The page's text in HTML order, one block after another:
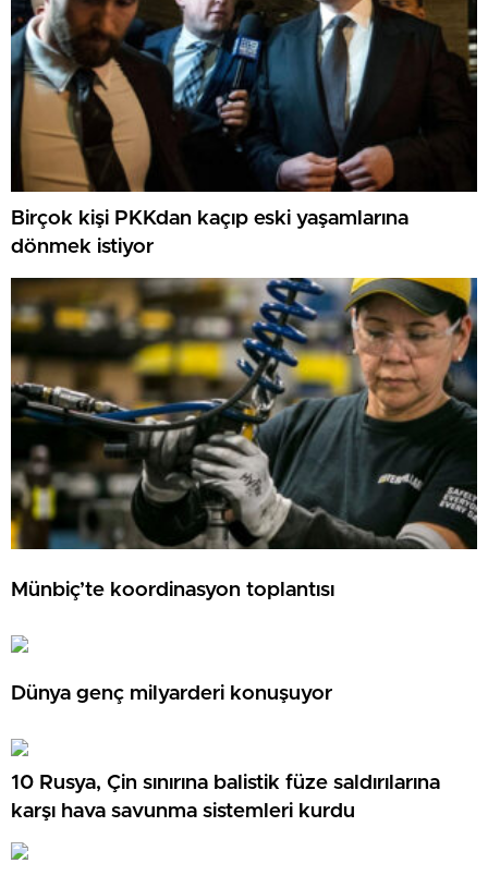
Birçok kişi PKKdan kaçıp eski yaşamlarına
dönmek istiyor
Münbiç’te koordinasyon toplantısı
Dünya genç milyarderi konuşuyor
10 Rusya, Çin sınırına balistik füze saldırılarına
karşı hava savunma sistemleri kurdu